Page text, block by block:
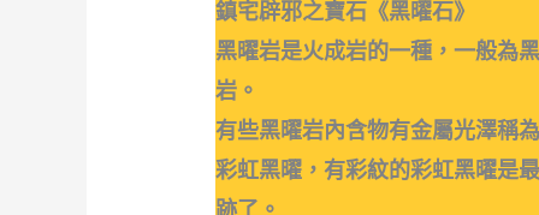
鎮宅辟邪之寶石《黑曜石》
黑曜岩是火成岩的一種，一般為
岩。
有些黑曜岩內含物有金屬光澤稱
彩虹黑曜，有彩紋的彩虹黑曜是